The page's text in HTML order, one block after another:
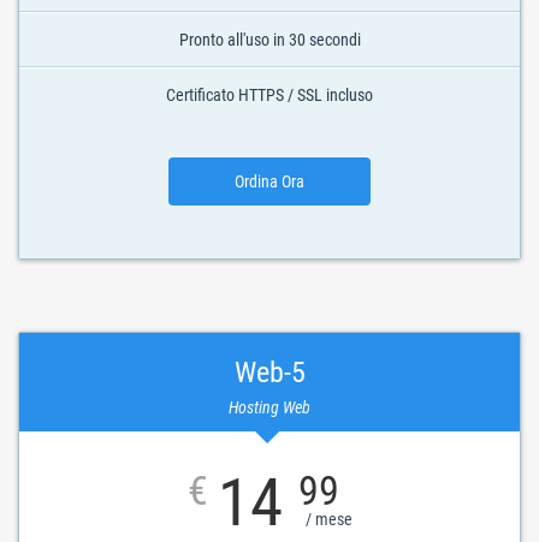
Pronto all'uso in 30 secondi
Certificato HTTPS / SSL incluso
Ordina Ora
Web-5
Hosting Web
€ 14 99
/ mese